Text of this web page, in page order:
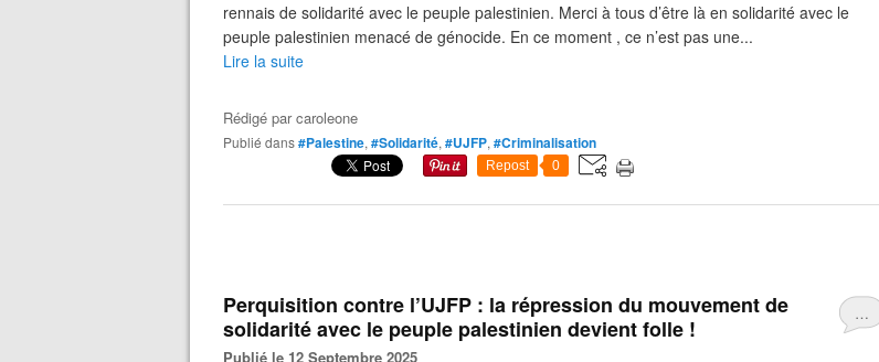
rennais de solidarité avec le peuple palestinien. Merci à tous d’être là en solidarité avec le
peuple palestinien menacé de génocide. En ce moment , ce n’est pas une...
Lire la suite
Rédigé parcaroleone
Publié dans#Palestine, #Solidarité, #UJFP, #Criminalisation
Repost 0
…
Perquisition contre l’UJFP : la répression du mouvement de
solidarité avec le peuple palestinien devient folle !
Publié le 12 Septembre 2025